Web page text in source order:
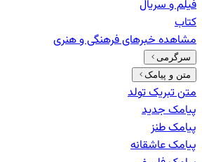
فیلم و سریال
کتاب
مشاهده خبرهایفرهنگی و هنری
سرگرمی
متن و پیامک
متن تبریک تولد
پیامک جدید
پیامک طنز
پیامک عاشقانه